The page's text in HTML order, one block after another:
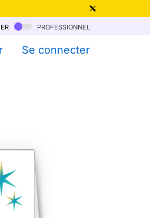
professionnel
Se connecter